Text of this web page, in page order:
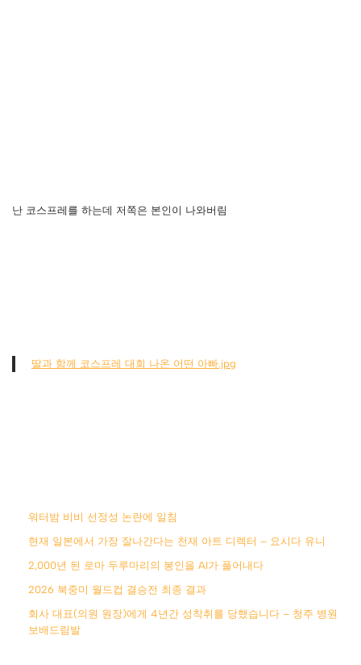
난 코스프레를 하는데 저쪽은 본인이 나와버림
딸과 함께 코스프레 대회 나온 어떤 아빠.jpg
워터밤 비비 선정성 논란에 일침
현재 일본에서 가장 잘나간다는 천재 아트 디렉터 – 요시다 유니
2,000년 된 로마 두루마리의 봉인을 AI가 풀어내다
2026 북중미 월드컵 결승전 최종 결과
회사 대표(의원 원장)에게 4년간 성착취를 당했습니다 – 청주 병원
보배드림발